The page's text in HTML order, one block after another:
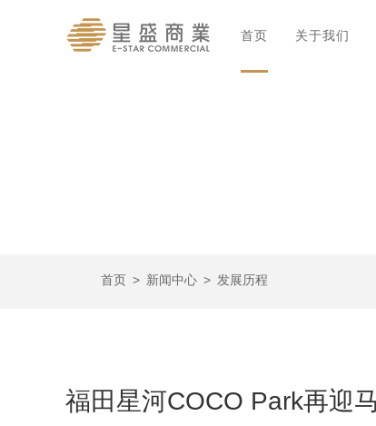
首页 关于我们
首页 > 新闻中心 > 发展历程
福田星河COCO Park再迎